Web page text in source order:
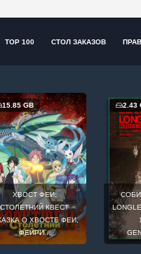
TOP 100 СТОЛ ЗАКАЗОВ
15.85 GB
ХВОСТ ФЕИ:
СТОЛЕТНИЙ КВЕСТ
О ХВОСТЕ ФЕИ,
ФЕЙРИ...
2.43